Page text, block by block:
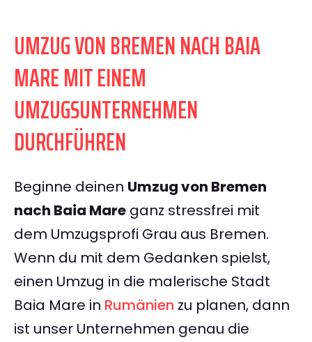
UMZUG VON BREMEN NACH BAIA
MARE MIT EINEM
UMZUGSUNTERNEHMEN
DURCHFÜHREN
Beginne deinen Umzug von Bremen
nach Baia Mare ganz stressfrei mit
dem Umzugsprofi Grau aus Bremen.
Wenn du mit dem Gedanken spielst,
einen Umzug in die malerische Stadt
Baia Mare in Rumänien zu planen, dann
ist unser Unternehmen genau die